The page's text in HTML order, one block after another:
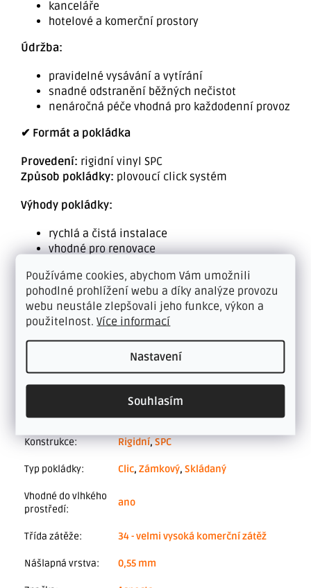
Používáme cookies, abychom Vám umožnili
pohodlné prohlížení webu a díky analýze provozu
webu neustále zlepšovali jeho funkce, výkon a
použitelnost.Více informací
Nastavení
Souhlasím
kanceláře
hotelové a komerční prostory
Údržba:
pravidelné vysávání a vytírání
snadné odstranění běžných nečistot
nenáročná péče vhodná pro každodenní provoz
✔ Formát a pokládka
Provedení: rigidní vinyl SPC
Způsob pokládky: plovoucí click systém
Výhody pokládky:
rychlá a čistá instalace
vhodné pro renovace
elegantní celoplošný vzhled podlahy
Doplňkové parametry
Hmotnost: 8.336 kg
Podlahové topení
Koupelna
Konstrukce: Rigidní,SPC
Typ pokládky: Clic, Zámkový, Skládaný
Vhodné do vlhkého
prostředí:
ano
Třída zátěže: 34 - velmi vysoká komerční zátěž
Nášlapná vrstva: 0,55 mm